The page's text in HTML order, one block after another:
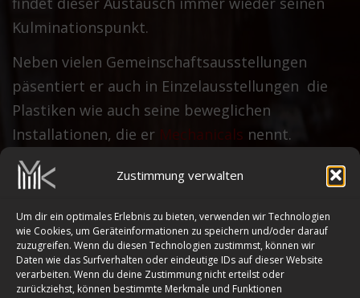
Zustimmung verwalten
Um dir ein optimales Erlebnis zu bieten, verwenden wir Technologien
wie Cookies, um Geräteinformationen zu speichern und/oder darauf
zuzugreifen. Wenn du diesen Technologien zustimmst, können wir
Daten wie das Surfverhalten oder eindeutige IDs auf dieser Website
verarbeiten. Wenn du deine Zustimmung nicht erteilst oder
zurückziehst, können bestimmte Merkmale und Funktionen
Kulminationspunkt.
Neben vielen Gemeinschaftsausstellungen
päsentiert er auch in Einzelausstellungen die
Plastiken wie auch seine beweglichen
Installationen, die er Mechanicals nennt.
IMMER MAL WIEDER REINSCHAUEN, ES LOHNT SICH......